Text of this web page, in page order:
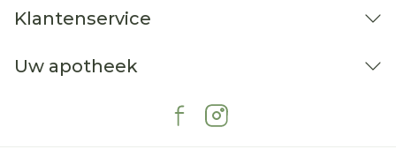
Klantenservice
Uw apotheek